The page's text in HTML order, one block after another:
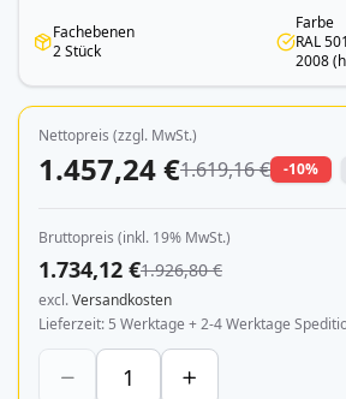
Fachebenen
2 Stück
Farbe
RAL
2008
Nettopreis (zzgl. MwSt.)
1.457,24 €1.619,16 € -10%
Bruttopreis (inkl. 19% MwSt.)
1.734,12 €1.926,80 €
excl.Versandkosten
Lieferzeit 5 Werktage + 2-4 Werktage